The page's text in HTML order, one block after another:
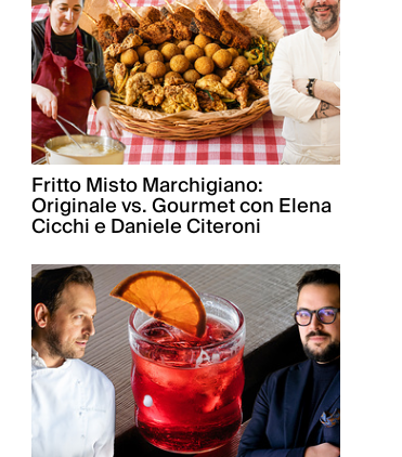
Fritto Misto Marchigiano:
Originale vs. Gourmet con Elena
Cicchi e Daniele Citeroni